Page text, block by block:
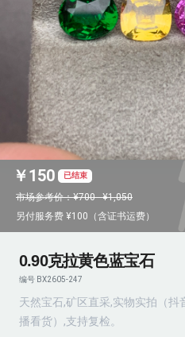
￥150 已结束
市场参考价：¥700 - ¥1,050
另付服务费 ¥100（含证书运费）
0.90克拉黄色蓝宝石
编号 BX2605-247
天然宝石,矿区直采,实物实拍（抖
播看货）,支持复检。